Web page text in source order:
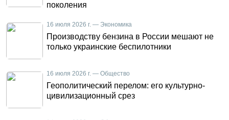
поколения
16 июля 2026 г. — Экономика
Производству бензина в России мешают не
только украинские беспилотники
16 июля 2026 г. — Общество
Геополитический перелом: его культурно-
цивилизационный срез